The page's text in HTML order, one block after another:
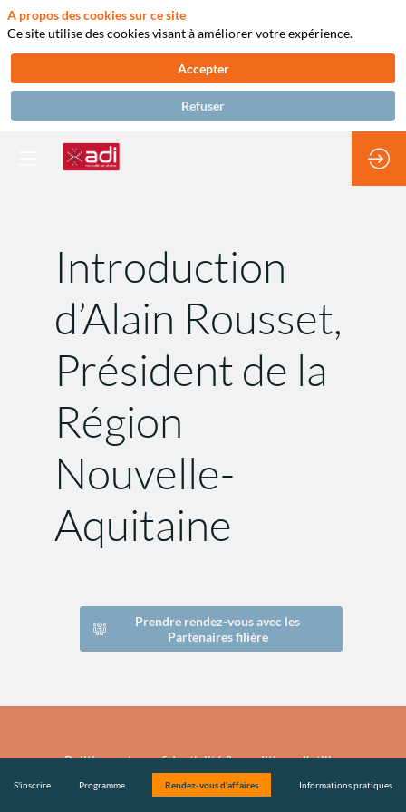
Introduction
d’Alain Rousset,
Président de la
Région
Nouvelle-
Aquitaine
Prendre rendez-vous avec les
Partenaires filière
Politiques de confidentialité & conditions d'utilisation de vos
S'inscrire Programme Rendez-vous d'affaires Informations pratiques
A propos des cookies sur ce site
Ce site utilise des cookies visant à améliorer votre expérience.
Accepter
Refuser